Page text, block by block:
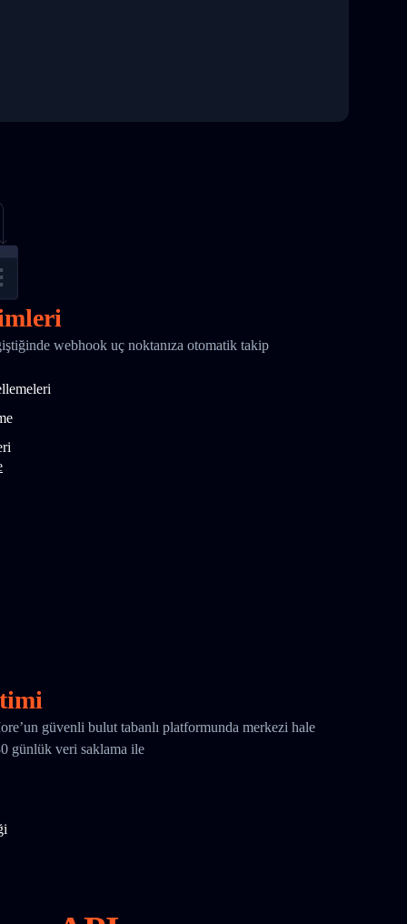
webhook uç noktanıza otomatik takip
güvenli bulut tabanlı platformunda merkezi hale
günlük veri saklama ile